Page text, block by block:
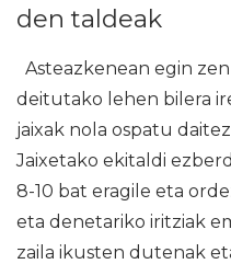
den taldeak
Asteazkenean egin
deitutako lehen bilera
jaixak nola ospatu
Jaixetako ekitaldi
8-10 bat eragile eta
eta denetariko iritziak
zaila ikusten dutenak